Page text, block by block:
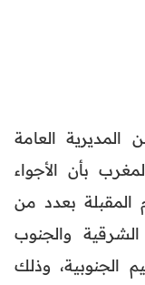
المديرية العامة
بأن الأجواء
المقبلة بعدد من
والجنوب
الجنوبية، وذلك